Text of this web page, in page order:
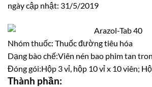
ngày cập nhật: 31/5/2019
Nhóm thuốc: Thuốc đường tiêu hóa
Dạng bào chế:Viên nén bao phim tan
Đóng gói:Hộp 3 vỉ, hộp 10 vỉ x 10 viên;
Thành phần: